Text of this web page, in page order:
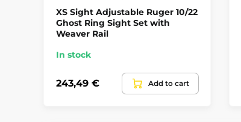
XS Sight Adjustable Ruger 10/22
Ghost Ring Sight Set with
Weaver Rail
In stock
243,49 € Add to cart